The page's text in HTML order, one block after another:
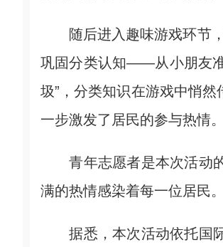
随后进入趣味游戏环节，“
巩固分类认知——从小朋友准
圾”，分类知识在游戏中悄
一步激发了居民的参与热情。
青年志愿者是本次活动的
满的热情感染着每一位居民。
据悉，本次活动依托国际